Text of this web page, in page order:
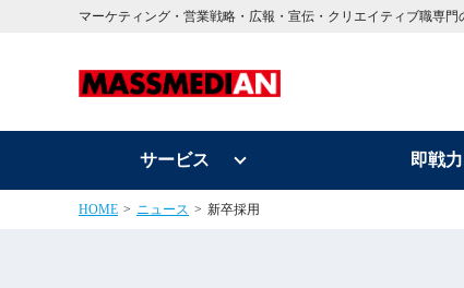
マーケティング・営業戦略・広報・宣伝・クリエイティブ職専
サービス 即戦
HOME ニュース 新卒採用